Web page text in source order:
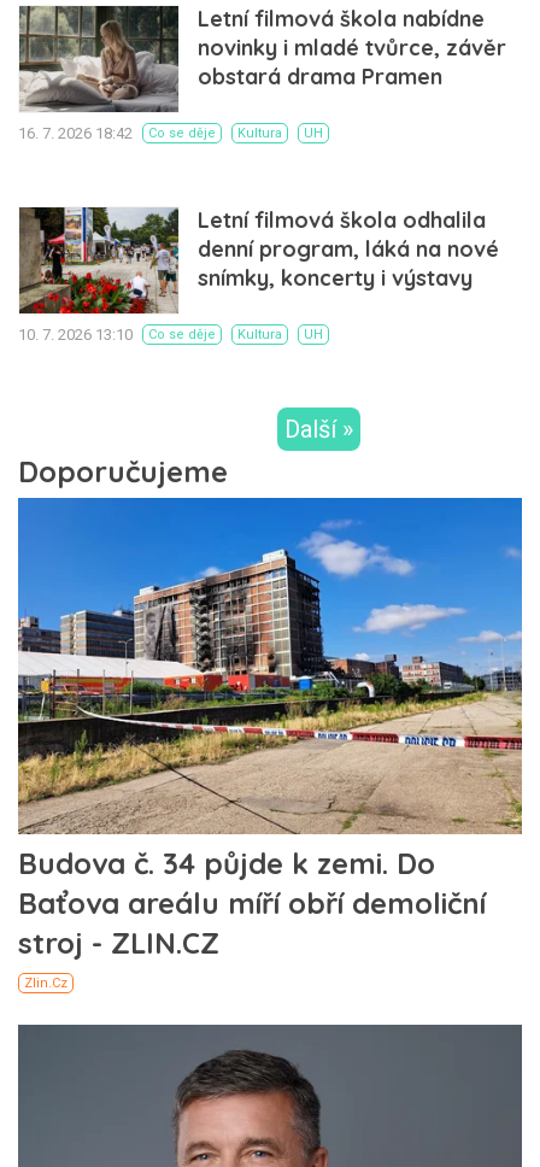
Letní filmová škola nabídne
novinky i mladé tvůrce, závěr
obstará drama Pramen
16. 7. 2026 18:42 Co se děje Kultura UH
Letní filmová škola odhalila
denní program, láká na nové
snímky, koncerty i výstavy
10. 7. 2026 13:10 Co se děje Kultura UH
Další »